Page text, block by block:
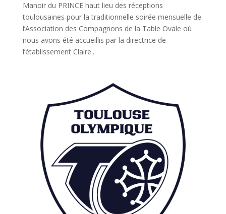
Manoir du PRINCE haut lieu des réceptions
toulousaines pour la traditionnelle soirée mensuelle de
l’Association des Compagnons de la Table Ovale où
nous avons été accueillis par la directrice de
l’établissement Claire...